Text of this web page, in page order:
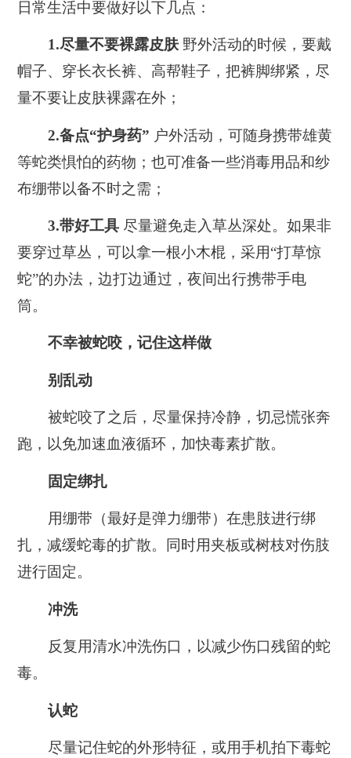
日常生活中要做好以下几点：
1.尽量不要裸露皮肤野外活动的时候，要戴
帽子、穿长衣长裤、高帮鞋子，把裤脚绑紧，尽
量不要让皮肤裸露在外；
2.备点“护身药” 户外活动，可随身携带雄黄
等蛇类惧怕的药物；也可准备一些消毒用品和纱
布绷带以备不时之需；
3.带好工具尽量避免走入草丛深处。如果非
要穿过草丛，可以拿一根小木棍，采用“打草惊
蛇”的办法，边打边通过，夜间出行携带手电
筒。
不幸被蛇咬，记住这样做
别乱动
被蛇咬了之后，尽量保持冷静，切忌慌张奔
跑，以免加速血液循环，加快毒素扩散。
固定绑扎
用绷带（最好是弹力绷带）在患肢进行绑
扎，减缓蛇毒的扩散。同时用夹板或树枝对伤肢
进行固定。
冲洗
反复用清水冲洗伤口，以减少伤口残留的蛇
毒。
认蛇
尽量记住蛇的外形特征，或用手机拍下毒蛇